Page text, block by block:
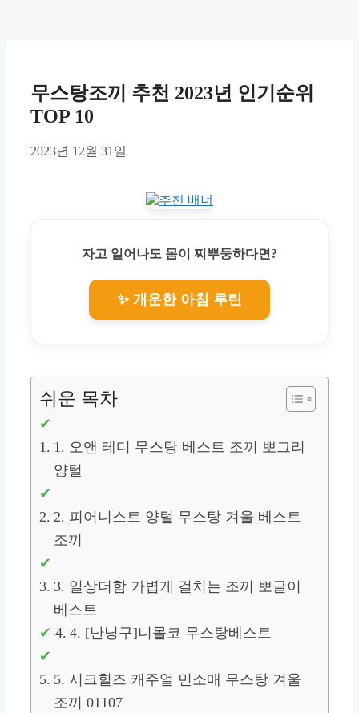
무스탕조끼 추천 2023년 인기순위
TOP 10
2023년 12월 31일
자고 일어나도 몸이 찌뿌둥하다면?
✨ 개운한 아침 루틴
쉬운 목차
1. 오앤 테디 무스탕 베스트 조끼 뽀그리
양털
2. 피어니스트 양털 무스탕 겨울 베스트
조끼
3. 일상더함 가볍게 걸치는 조끼 뽀글이
베스트
4. [난닝구]니몰코 무스탕베스트
5. 시크힐즈 캐주얼 민소매 무스탕 겨울
조끼 01107